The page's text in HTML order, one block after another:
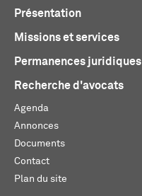
Présentation
Missions et services
Permanences juridiques
Recherche d'avocats
Agenda
Annonces
Documents
Contact
Plan du site